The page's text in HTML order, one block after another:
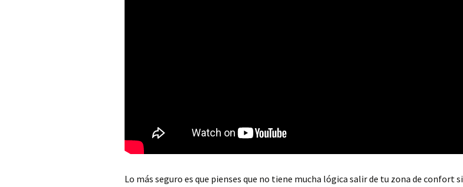
Lo más seguro es que pienses que no tiene mucha lógica salir de tu zona de confort si